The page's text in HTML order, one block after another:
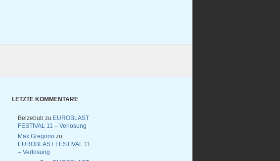
LETZTE KOMMENTARE
Belzebub zu EUROBLAST
FESTIVAL 11 – Verlosung
Max Gregorio zu
EUROBLAST FESTIVAL 11
– Verlosung